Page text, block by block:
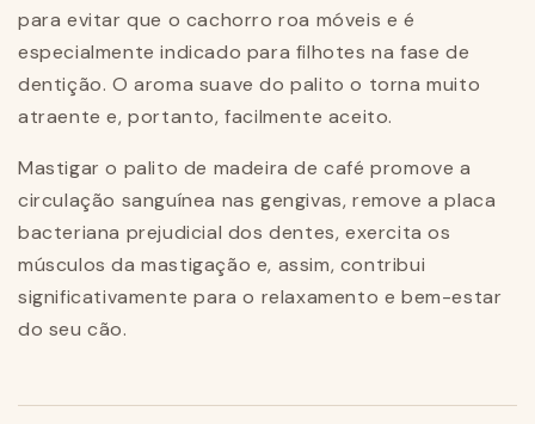
para evitar que o cachorro roa móveis e é
especialmente indicado para filhotes na fase de
dentição. O aroma suave do palito o torna muito
atraente e, portanto, facilmente aceito.
Mastigar o palito de madeira de café promove a
circulação sanguínea nas gengivas, remove a placa
bacteriana prejudicial dos dentes, exercita os
músculos da mastigação e, assim, contribui
significativamente para o relaxamento e bem-estar
do seu cão.